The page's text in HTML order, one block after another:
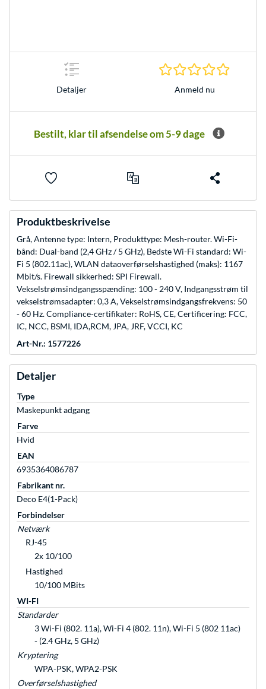
Detaljer Anmeld nu
Bestilt, klar til afsendelse om 5-9 dage
Produktbeskrivelse
Grå, Antenne type: Intern, Produkttype: Mesh-router. Wi-Fi-
bånd: Dual-band (2,4 GHz / 5 GHz), Bedste Wi-Fi standard: Wi-
Fi 5 (802.11ac), WLAN dataoverførselshastighed (maks): 1167
Mbit/s. Firewall sikkerhed: SPI Firewall.
Vekselstrømsindgangsspænding: 100 - 240 V, Indgangsstrøm til
vekselstrømsadapter: 0,3 A, Vekselstrømsindgangsfrekvens: 50
- 60 Hz. Compliance-certifikater: RoHS, CE, Certificering: FCC,
IC, NCC, BSMI, IDA,RCM, JPA, JRF, VCCI, KC
Art-Nr.: 1577226
Detaljer
Type
Maskepunkt adgang
Farve
Hvid
EAN
6935364086787
Fabrikant nr.
Deco E4(1-Pack)
Forbindelser
Netværk
RJ-45
2x 10/100
Hastighed
10/100 MBits
WI-FI
Standarder
3 Wi-Fi (802. 11a), Wi-Fi 4 (802. 11n), Wi-Fi 5 (802 11ac)
- (2.4 GHz, 5 GHz)
Kryptering
WPA-PSK, WPA2-PSK
Overførselshastighed